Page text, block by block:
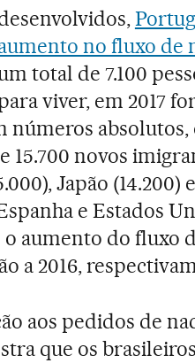
no fluxo de
total de 7.100
viver, em 2017
números
15.700 novos
Japão (14.200)
e Estados
aumento do fluxo
a 2016,
aos pedidos de
que os